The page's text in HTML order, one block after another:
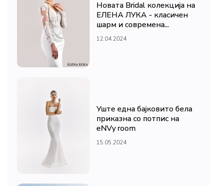
Новата Bridal колекција на
ЕЛЕНА ЛУКА - класичен
шарм и современа...
12.04.2024
Уште една бајковито бела
приказна со потпис на
eNVy room
15.05.2024